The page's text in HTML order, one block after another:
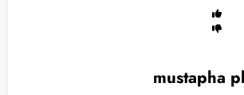
mustapha